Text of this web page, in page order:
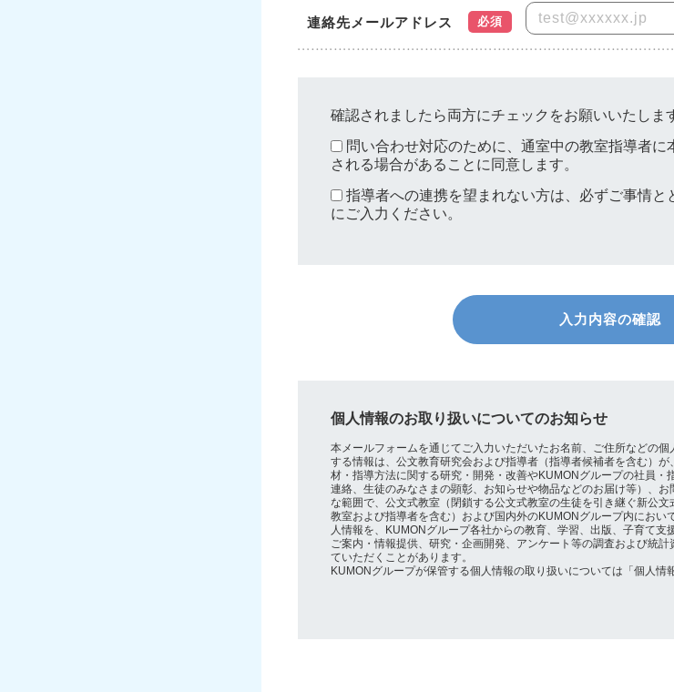
連絡先メールアドレス
確認されましたら両方にチェックをお願いいたしま
問い合わせ対応のために、通室中の教室指導者
される場合があることに同意します。
指導者への連携を望まれない方は、必ずご事情と
にご入力ください。
個人情報のお取り扱いについてのお知らせ
本メールフォームを通じてご入力いただいたお名前、ご住所などの
する情報は、公文教育研究会および指導者（指導者候補者を含む）
材・指導方法に関する研究・開発・改善やKUMONグループの社員・
連絡、生徒のみなさまの顕彰、お知らせや物品などのお届け等）、
な範囲で、公文式教室（閉鎖する公文式教室の生徒を引き継ぐ新公
教室および指導者を含む）および国内外のKUMONグループ内におい
人情報を、KUMONグループ各社からの教育、学習、出版、子育て
ご案内・情報提供、研究・企画開発、アンケート等の調査および統
ていただくことがあります。
KUMONグループが保管する個人情報の取り扱いについては「個人情